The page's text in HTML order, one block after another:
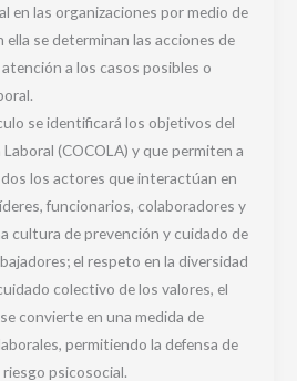
en las organizaciones por medio de
ella se determinan las acciones de
a los casos posibles o
se identificará los objetivos del
(COCOLA) y que permiten a
los actores que interactúan en
funcionarios, colaboradores y
cultura de prevención y cuidado de
el respeto en la diversidad
colectivo de los valores, el
convierte en una medida de
permitiendo la defensa de
psicosocial.